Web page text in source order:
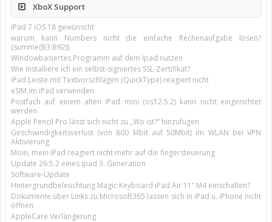
XboX Support
iPad 7 iOS 18 gewünscht
warum kann Numbers nicht die einfache Rechenaufgabe lösen?
(summe(B3:B92))
Windowbasiertes Programm auf dem Ipad nutzen
Wie installiere ich ein selbst-signiertes SSL-Zertifikat?
iPad Leiste mit Textvorschlägen (QuickType) reagiert nicht
eSIM im iPad verwenden
Postfach auf einem alten iPad mini (os12.5.2) kann nicht eingerichtet
werden
Apple Pencil Pro lässt sich nicht zu „Wo ist?“ hinzufügen
Geschwindigkeitsverlust (von 800 Mbit auf 50Mbit) im WLAN bei VPN
Aktivierung
Moin, mein iPad reagiert nicht mehr auf die fingersteuerung
Update 26.5.2 eines ipad 3. Generation
Software-Update
Hintergrundbeleuchtung Magic Keyboard iPad Air 11’’ M4 einschalten?
Dokumente über Links zu Microsoft365 lassen sich in iPad u. iPhone nicht
öffnen
AppleCare Verlängerung